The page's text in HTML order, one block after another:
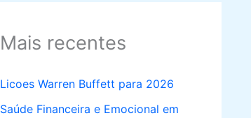
Mais recentes
Licoes Warren Buffett para 2026
Saúde Financeira e Emocional em